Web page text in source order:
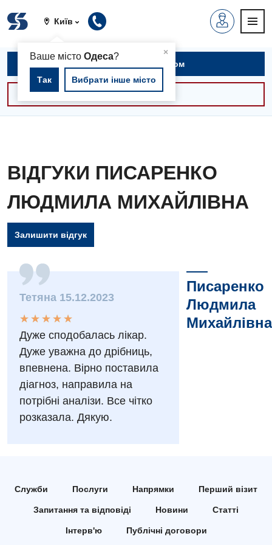
Київ
×
Ваше містоОдеса?
Так Вибрати інше місто
Вакансії
Заходи БПР
Енциклопедія
Програма лояльності
Відгуки
Відео
Діагностика
Діагностичне відділення
Ендоскопічне відділення
Інструментальна діагностика
Рентгенографія
Алергологія, імунологія
Андрологія
Декларування
Записатися на прийом
Консультації -30%
ВІДГУКИ ПИСАРЕНКО
ЛЮДМИЛА МИХАЙЛІВНА
Залишити відгук
Тетяна 15.12.2023
★
★
★
★
★
★ ★ ★ ★ ★
Дуже сподобалась лікар.
Дуже уважна до дрібниць,
впевнена. Вірно поставила
діагноз, направила на
потрібні аналізи. Все чітко
розказала. Дякую.
Писаренко
Людмила
Михайлівна
Служби Послуги Напрямки Перший візит
Запитання та відповіді Новини Статті
Інтерв'ю Публічні договори